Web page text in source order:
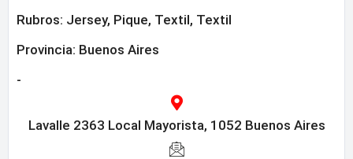
Rubros: Jersey, Pique, Textil, Textil
Provincia: Buenos Aires
-
Lavalle 2363 Local Mayorista, 1052 Buenos Aires